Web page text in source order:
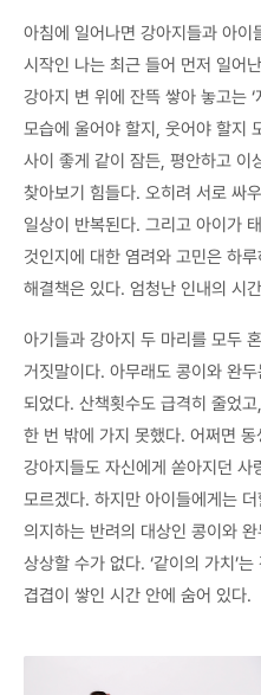
아침에 일어나면 강아지들과 아이
시작인 나는 최근 들어 먼저 일어
강아지 변 위에 잔뜩 쌓아 놓고는
모습에 울어야 할지, 웃어야 할지
사이 좋게 같이 잠든, 평안하고 이
찾아보기 힘들다. 오히려 서로 싸
일상이 반복된다. 그리고 아이가
것인지에 대한 염려와 고민은 하
해결책은 있다. 엄청난 인내의 시
아기들과 강아지 두 마리를 모두
거짓말이다. 아무래도 콩이와 완
되었다. 산책횟수도 급격히 줄었
한 번 밖에 가지 못했다. 어쩌면
강아지들도 자신에게 쏟아지던 사
모르겠다. 하지만 아이들에게는
의지하는 반려의 대상인 콩이와
상상할 수가 없다. ‘같이의 가치’
겹겹이 쌓인 시간 안에 숨어 있다.